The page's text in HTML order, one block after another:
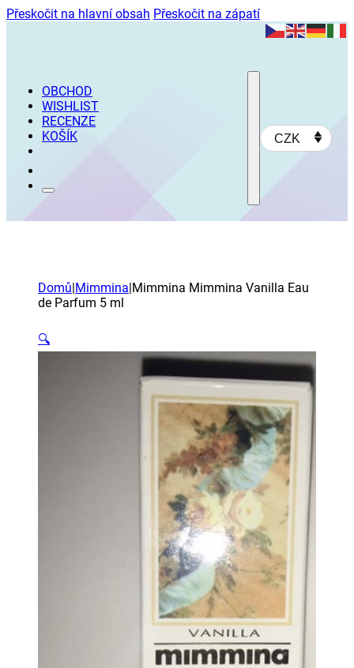
Přeskočit na hlavní obsah Přeskočit na zápatí
OBCHOD
WISHLIST
RECENZE
KOŠÍK
CZK
Domů|Mimmina|Mimmina Mimmina Vanilla Eau
de Parfum 5 ml
🔍